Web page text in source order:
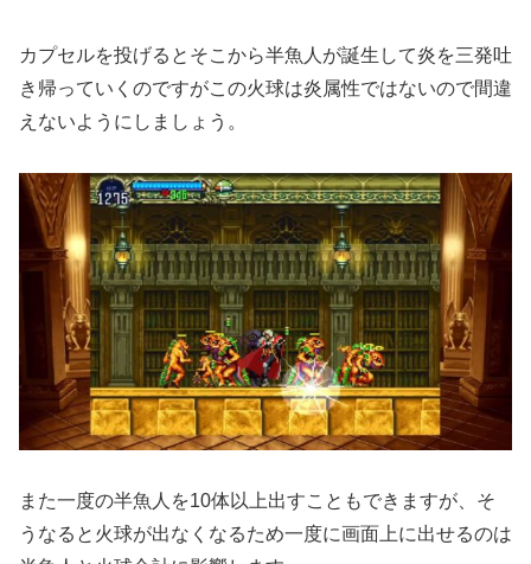
カプセルを投げるとそこから半魚人が誕生して炎を三発吐
き帰っていくのですがこの火球は炎属性ではないので間違
えないようにしましょう。
また一度の半魚人を10体以上出すこともできますが、そ
うなると火球が出なくなるため一度に画面上に出せるのは